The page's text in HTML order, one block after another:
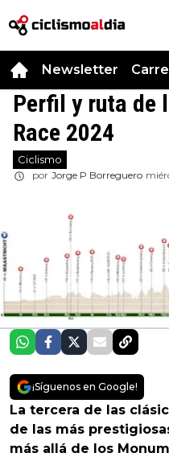
Newsletter
Perfil y ruta de
Race 2024
Ciclismo
por Jorge P Borreguero
¡Síguenos en Google!
La tercera de las
de las más
más allá de los